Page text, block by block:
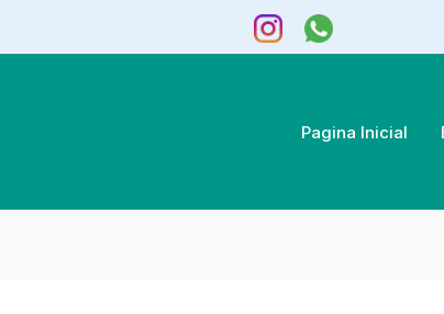
Pagina Inicial